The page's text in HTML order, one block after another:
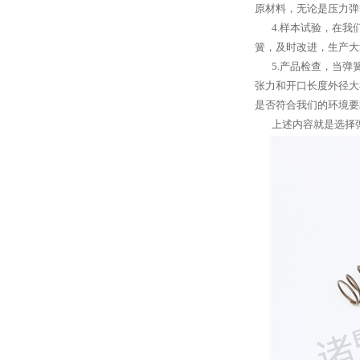
原材料，无论是压力
4.样本试验，在我们
簧，及时改进，生产
5.产品检查，当弹簧
张力和开口长度外径
是否符合我们的环境
上述内容就是选择